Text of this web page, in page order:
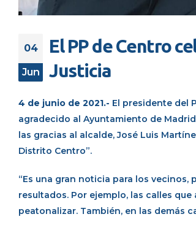
04
Jun
El PP de Centro
Justicia
4 de junio de 2021.- El presidente del
agradecido al Ayuntamiento de
las gracias al alcalde, José Luis
Distrito Centro”.
“Es una gran noticia para los
resultados. Por ejemplo, las calles
peatonalizar. También, en las demás